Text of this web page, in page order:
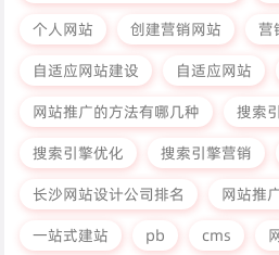
个人网站
创建营销网站 营
自适应网站建设
自适应网站
网站推广的方法有哪几种
搜索
搜索引擎优化
搜索引擎营销
长沙网站设计公司排名
网站推
一站式建站
pb cms